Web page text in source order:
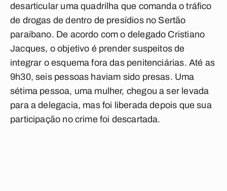
desarticular uma quadrilha que comanda o tráfico
de drogas de dentro de presídios no Sertão
paraibano. De acordo com o delegado Cristiano
Jacques, o objetivo é prender suspeitos de
integrar o esquema fora das penitenciárias. Até as
9h30, seis pessoas haviam sido presas. Uma
sétima pessoa, uma mulher, chegou a ser levada
para a delegacia, mas foi liberada depois que sua
participação no crime foi descartada.